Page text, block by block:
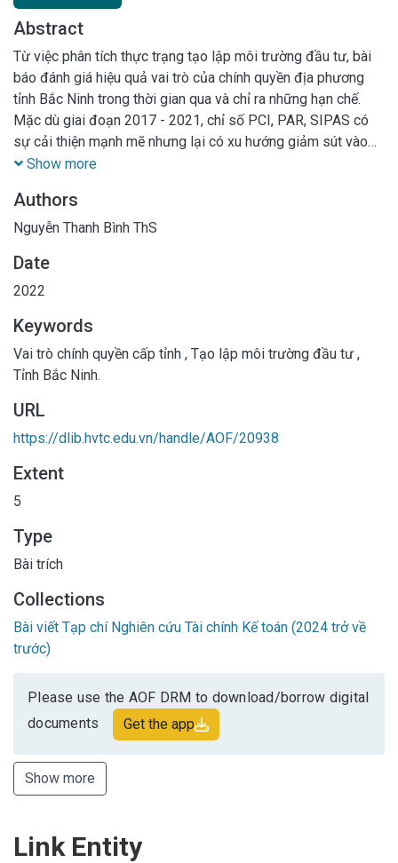
Abstract
Từ việc phân tích thực trạng tạo lập môi trường đầu tư, bài
báo đánh giá hiệu quả vai trò của chính quyền địa phương
tỉnh Bắc Ninh trong thời gian qua và chỉ ra những hạn chế.
Mặc dù giai đoạn 2017 - 2021, chỉ số PCI, PAR, SIPAS có
sự cải thiện mạnh mẽ nhưng lại có xu hướng giảm sút vào
những năm cuối giai đoạn. Bên cạnh đó, mức độ thu hút đầu
mạnh trong thời gian này. Hiệu quả sử dụng vốn cho phát
triển kinh tế xã hội tuy khá khả quan nhưng vẫn còn chưa tốt
Bắc Ninh trong thời gian tới cần phải cải thiện năng lực cạnh
tranh cấp tỉnh, thúc đẩy cải cách thủ tục hành chính, hoàn
xây dựng kết cấu hạ tầng kỹ thuật phục vụ nhu cầu sản xuất
doanh nghiệp.
Show more
Authors
Nguyễn Thanh Bình ThS
Date
2022
Keywords
Vai trò chính quyền cấp tỉnh , Tạo lập môi trường đầu tư ,
Tỉnh Bắc Ninh.
URL
https://dlib.hvtc.edu.vn/handle/AOF/20938
Extent
5
Type
Bài trích
Collections
Bài viết Tạp chí Nghiên cứu Tài chính Kế toán (2024 trở về
trước)
Please use the AOF DRM to download/borrow digital
documents
Get the app
Show more
Link Entity